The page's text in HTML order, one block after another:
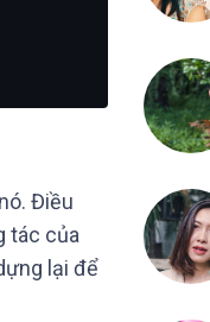
Điều
tác của
lại để